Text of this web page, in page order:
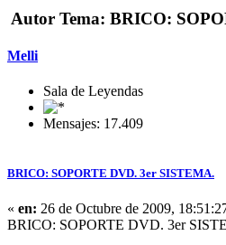
Autor Tema: BRICO:
Melli
Sala de Leyendas
Mensajes: 17.409
BRICO: SOPORTE DVD. 3er SISTEMA.
« en: 26 de Octubre de 2009,
BRICO: SOPORTE DVD. 3er